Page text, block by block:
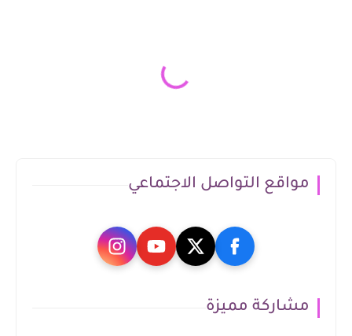
مواقع التواصل الاجتماعي
مشاركة مميزة